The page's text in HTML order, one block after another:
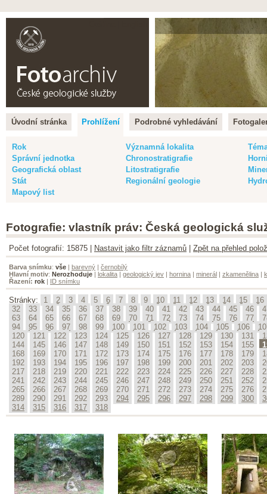
Úvodní stránka Prohlížení Podrobné vyhledávání
Rok Významná lokalita
Správní jednotka
Chronostratigrafie
Geografická oblast
Litostratigrafie
Stát
Regionální geologie
Mapový list
Fotografie: vlastník práv: Česká geologická
Počet fotografií: 15875 | Nastavit jako filtr záznamů Zpět na přehled
Barva snímku: vše | barevný | černobílý
Hlavní motiv: Nerozhoduje | lokalita | geologický jev | hornina | minerál | zkamenělina |
Řazení: rok | ID snímku
Stránky: 1 2 3 4 5 6 7 8 9 10 11 12 13 14 15
16
32
33 34 35 36 37 38 39 40 41 42 43 44 45 46
63
64 65 66 67 68 69 70 71 72 73 74 75 76 77
94
95 96 97 98 99 100 101 102 103 104 105 106
120
121 122 123 124 125 126 127 128 129 130 131
144
145 146 147 148 149 150 151 152 153 154 155
168
169 170 171 172 173 174 175 176 177 178 179
192
193 194 195 196 197 198 199 200 201 202 203
217
218 219 220 221 222 223 224 225 226 227 228
241
242 243 244 245 246 247 248 249 250 251 252
265
266 267 268 269 270 271 272 273 274 275 276
289
290 291 292 293 294 295 296 297 298 299 300
314
315 316 317 318